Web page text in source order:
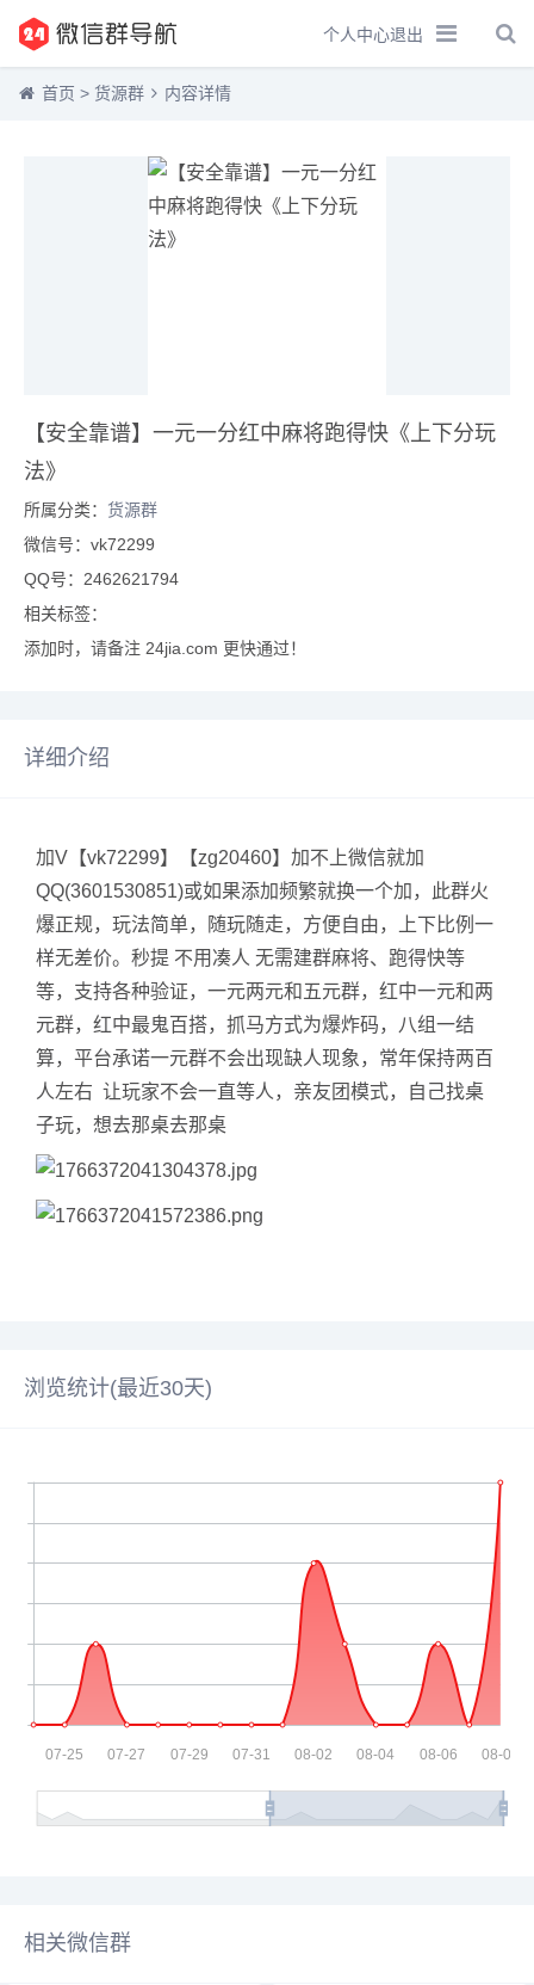
个人中心退出
首页 > 货源群 内容详情
【安全靠谱】一元一分红中麻将跑得快《上下分玩
法》
所属分类： 货源群
微信号：vk72299
QQ号：2462621794
相关标签：
添加时，请备注 24jia.com 更快通过！
详细介绍
加V【vk72299】【zg20460】加不上微信就加
QQ(3601530851)或如果添加频繁就换一个加，此群火
爆正规，玩法简单，随玩随走，方便自由，上下比例一
样无差价。秒提 不用凑人 无需建群麻将、跑得快等
等，支持各种验证，一元两元和五元群，红中一元和两
元群，红中最鬼百搭，抓马方式为爆炸码，八组一结
算，平台承诺一元群不会出现缺人现象，常年保持两百
人左右 让玩家不会一直等人，亲友团模式，自己找桌
子玩，想去那桌去那桌
浏览统计(最近30天)
相关微信群